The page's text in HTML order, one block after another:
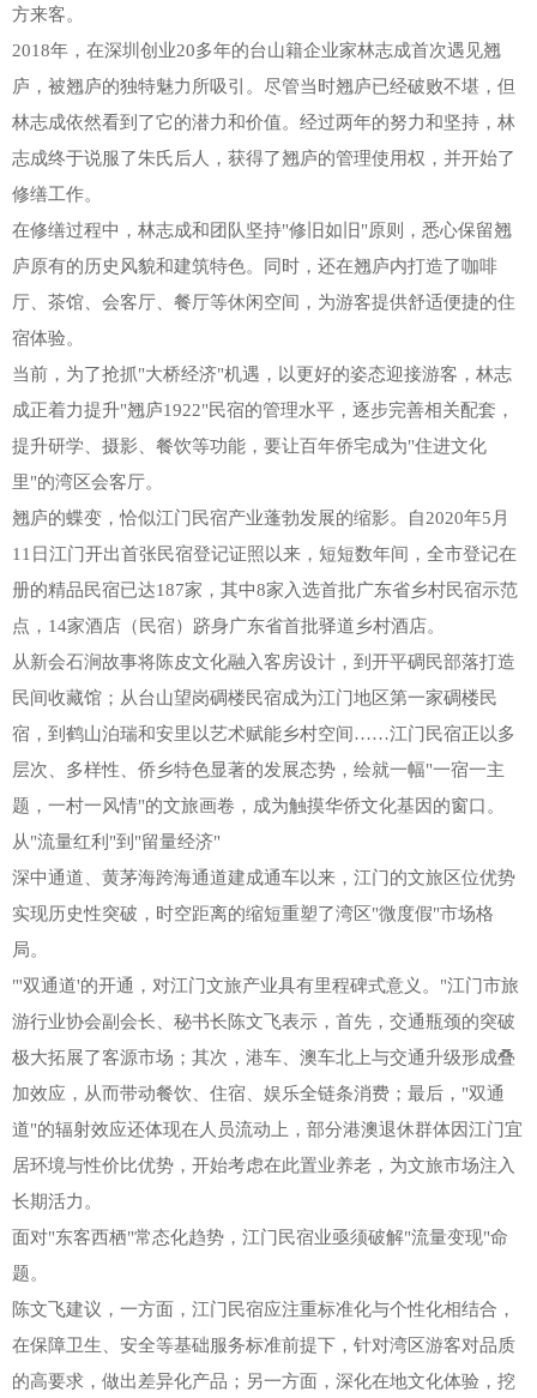
方来客。
2018年，在深圳创业20多年的台山籍企业家林志成首次遇见翘
庐，被翘庐的独特魅力所吸引。尽管当时翘庐已经破败不堪，但
林志成依然看到了它的潜力和价值。经过两年的努力和坚持，林
志成终于说服了朱氏后人，获得了翘庐的管理使用权，并开始了
修缮工作。
在修缮过程中，林志成和团队坚持"修旧如旧"原则，悉心保留翘
庐原有的历史风貌和建筑特色。同时，还在翘庐内打造了咖啡
厅、茶馆、会客厅、餐厅等休闲空间，为游客提供舒适便捷的住
宿体验。
当前，为了抢抓"大桥经济"机遇，以更好的姿态迎接游客，林志
成正着力提升"翘庐1922"民宿的管理水平，逐步完善相关配套，
提升研学、摄影、餐饮等功能，要让百年侨宅成为"住进文化
里"的湾区会客厅。
翘庐的蝶变，恰似江门民宿产业蓬勃发展的缩影。自2020年5月
11日江门开出首张民宿登记证照以来，短短数年间，全市登记在
册的精品民宿已达187家，其中8家入选首批广东省乡村民宿示范
点，14家酒店（民宿）跻身广东省首批驿道乡村酒店。
从新会石涧故事将陈皮文化融入客房设计，到开平碉民部落打造
民间收藏馆；从台山望岗碉楼民宿成为江门地区第一家碉楼民
宿，到鹤山泊瑞和安里以艺术赋能乡村空间……江门民宿正以多
层次、多样性、侨乡特色显著的发展态势，绘就一幅"一宿一主
题，一村一风情"的文旅画卷，成为触摸华侨文化基因的窗口。
从"流量红利"到"留量经济"
深中通道、黄茅海跨海通道建成通车以来，江门的文旅区位优势
实现历史性突破，时空距离的缩短重塑了湾区"微度假"市场格
局。
"'双通道'的开通，对江门文旅产业具有里程碑式意义。"江门市旅
游行业协会副会长、秘书长陈文飞表示，首先，交通瓶颈的突破
极大拓展了客源市场；其次，港车、澳车北上与交通升级形成叠
加效应，从而带动餐饮、住宿、娱乐全链条消费；最后，"双通
道"的辐射效应还体现在人员流动上，部分港澳退休群体因江门宜
居环境与性价比优势，开始考虑在此置业养老，为文旅市场注入
长期活力。
面对"东客西栖"常态化趋势，江门民宿业亟须破解"流量变现"命
题。
陈文飞建议，一方面，江门民宿应注重标准化与个性化相结合，
在保障卫生、安全等基础服务标准前提下，针对湾区游客对品质
的高要求，做出差异化产品；另一方面，深化在地文化体验，挖